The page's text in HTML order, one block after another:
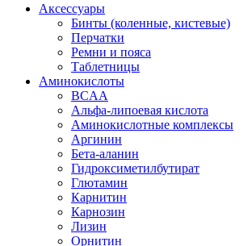
Аксессуары
Бинты (коленные, кистевые)
Перчатки
Ремни и пояса
Таблетницы
Аминокислоты
BCAA
Альфа-липоевая кислота
Аминокислотные комплексы
Аргинин
Бета-аланин
Гидроксиметилбутират
Глютамин
Карнитин
Карнозин
Лизин
Орнитин